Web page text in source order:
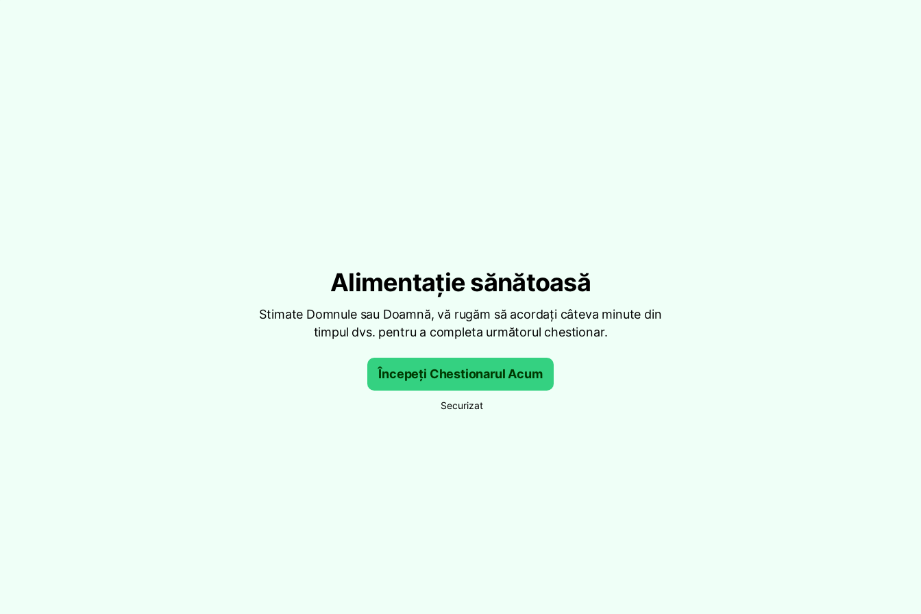
Alimentație sănătoasă
Stimate Domnule sau Doamnă, vă rugăm să acordați câteva minute din
timpul dvs. pentru a completa următorul chestionar.
Începeți Chestionarul Acum
Securizat